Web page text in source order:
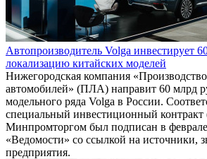
Автопроизводитель Volga инвестирует
локализацию китайских моделей
Нижегородская компания
автомобилей» (ПЛА) направит 60 млрд
модельного ряда Volga в России.
специальный инвестиционный
Минпромторгом был подписан в
«Ведомости» со ссылкой на источники,
предприятия.